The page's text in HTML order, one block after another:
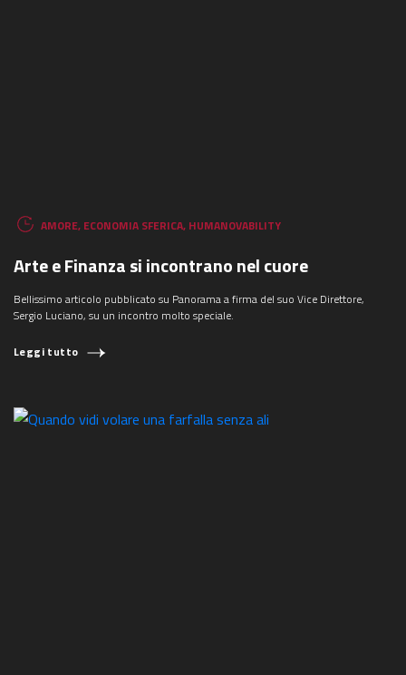
AMORE, ECONOMIA SFERICA, HUMANOVABILITY
Arte e Finanza si incontrano nel cuore
Bellissimo articolo pubblicato su Panorama a firma del suo Vice Direttore,
Sergio Luciano, su un incontro molto speciale.
Leggi tutto